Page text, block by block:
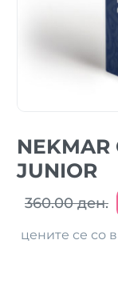
NEKMAR
JUNIOR
360.00 ден.
цените се со